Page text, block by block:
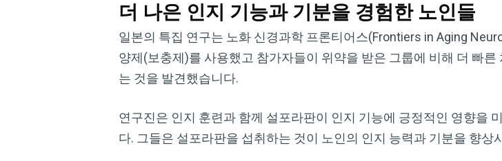
더 나은 인지 기능과 기분을 경험한 노인들
일본의 특집 연구는 노화 신경과학 프론티어스(Frontiers in Aging
양제(보충제)를 사용했고 참가자들이 위약을 받은 그룹에 비해 더 빠
는 것을 발견했습니다.
연구진은 인지 훈련과 함께 설포라판이 인지 기능에 긍정적인 영향을
다. 그들은 설포라판을 섭취하는 것이 노인의 인지 능력과 기분을 향상
Dr. Mercola의 자연 건
료로 구독하